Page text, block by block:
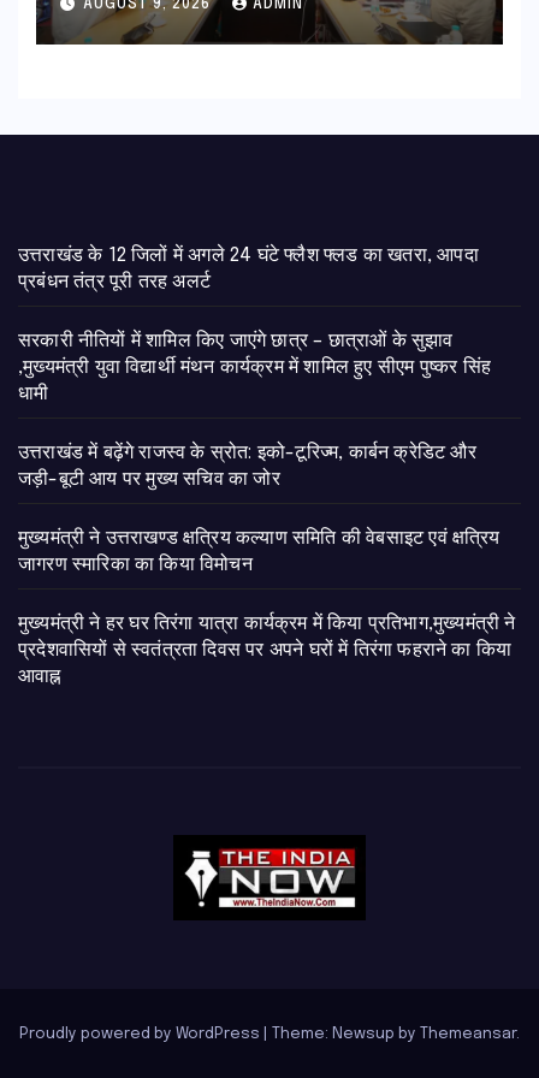
AUGUST 9, 2026 ADMIN
उत्तराखंड के 12 जिलों में अगले 24 घंटे फ्लैश फ्लड का खतरा, आपदा
प्रबंधन तंत्र पूरी तरह अलर्ट
सरकारी नीतियों में शामिल किए जाएंगे छात्र – छात्राओं के सुझाव
,मुख्यमंत्री युवा विद्यार्थी मंथन कार्यक्रम में शामिल हुए सीएम पुष्कर सिंह
धामी
उत्तराखंड में बढ़ेंगे राजस्व के स्रोत: इको-टूरिज्म, कार्बन क्रेडिट और
जड़ी-बूटी आय पर मुख्य सचिव का जोर
मुख्यमंत्री ने उत्तराखण्ड क्षत्रिय कल्याण समिति की वेबसाइट एवं क्षत्रिय
जागरण स्मारिका का किया विमोचन
मुख्यमंत्री ने हर घर तिरंगा यात्रा कार्यक्रम में किया प्रतिभाग,मुख्यमंत्री ने
प्रदेशवासियों से स्वतंत्रता दिवस पर अपने घरों में तिरंगा फहराने का किया
आवाह्न
Proudly powered by WordPress Theme: Newsup by Themeansar.